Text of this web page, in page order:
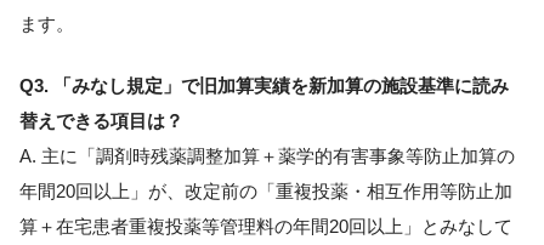
ます。
Q3. 「みなし規定」で旧加算実績を新加算の施設基準に読み
替えできる項目は？
A. 主に「調剤時残薬調整加算＋薬学的有害事象等防止加算の
年間20回以上」が、改定前の「重複投薬・相互作用等防止加
算＋在宅患者重複投薬等管理料の年間20回以上」とみなして